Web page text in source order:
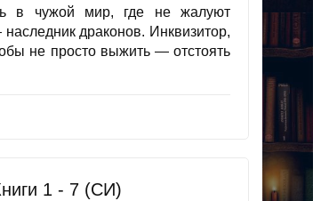
в чужой мир, где не жалуют
драконов. Инквизитор,
не просто выжить — отстоять
1 - 7 (СИ)